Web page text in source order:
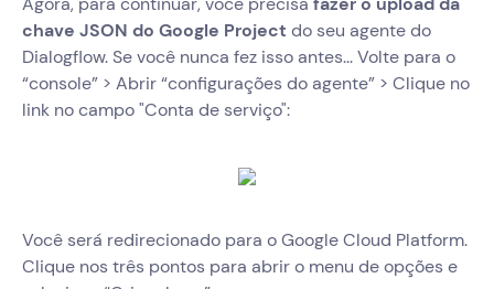
chave JSON do Google Project do seu agente do
Dialogflow. Se você nunca fez isso antes... Volte para o
“console” > Abrir “configurações do agente” > Clique no
link no campo "Conta de serviço":
Você será redirecionado para o Google Cloud Platform.
Clique nos três pontos para abrir o menu de opções e